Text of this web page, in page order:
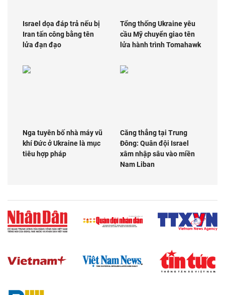
Israel dọa đáp trả nếu bị
Iran tấn công bằng tên
lửa đạn đạo
Tổng thống Ukraine yêu
cầu Mỹ chuyển giao tên
lửa hành trình Tomahawk
Nga tuyên bố nhà máy vũ
khí Đức ở Ukraine là mục
tiêu hợp pháp
Căng thẳng tại Trung
Đông: Quân đội Israel
xâm nhập sâu vào miền
Nam Liban